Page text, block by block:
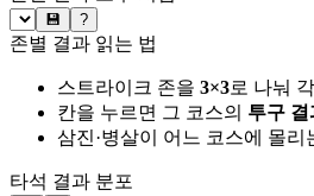
💾 ?
존별 결과 읽는 법
스트라이크 존을 3×3로 나눠
칸을 누르면 그 코스의 투구 결
삼진·병살이 어느 코스에 몰
타석 결과 분포